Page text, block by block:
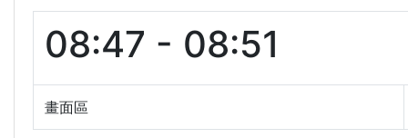
08:47 - 08:51
畫面區